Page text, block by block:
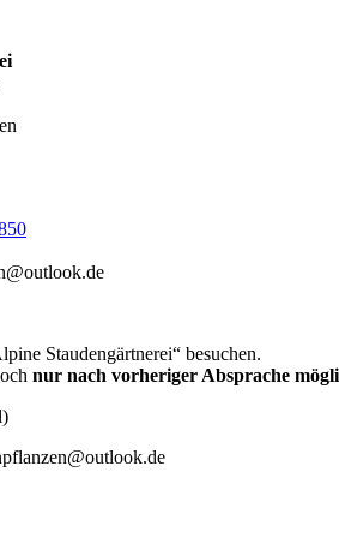
Staudengärtnerei“ besuchen.
nur nach vorheriger Absprache